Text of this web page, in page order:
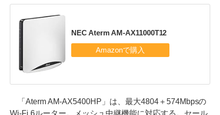
NEC Aterm AM-AX11000T12
「Aterm AM-AX5400HP」は、最大4804＋574Mbpsの
Wi-Fi 6ルーター。メッシュ中継機能に対応する。セール